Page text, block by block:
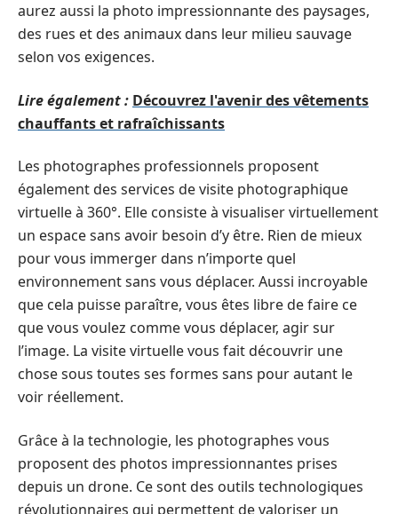
aurez aussi la photo impressionnante des paysages,
des rues et des animaux dans leur milieu sauvage
selon vos exigences.
Lire également : Découvrez l'avenir des vêtements
chauffants et rafraîchissants
Les photographes professionnels proposent
également des services de visite photographique
virtuelle à 360°. Elle consiste à visualiser virtuellement
un espace sans avoir besoin d’y être. Rien de mieux
pour vous immerger dans n’importe quel
environnement sans vous déplacer. Aussi incroyable
que cela puisse paraître, vous êtes libre de faire ce
que vous voulez comme vous déplacer, agir sur
l’image. La visite virtuelle vous fait découvrir une
chose sous toutes ses formes sans pour autant le
voir réellement.
Grâce à la technologie, les photographes vous
proposent des photos impressionnantes prises
depuis un drone. Ce sont des outils technologiques
révolutionnaires qui permettent de valoriser un